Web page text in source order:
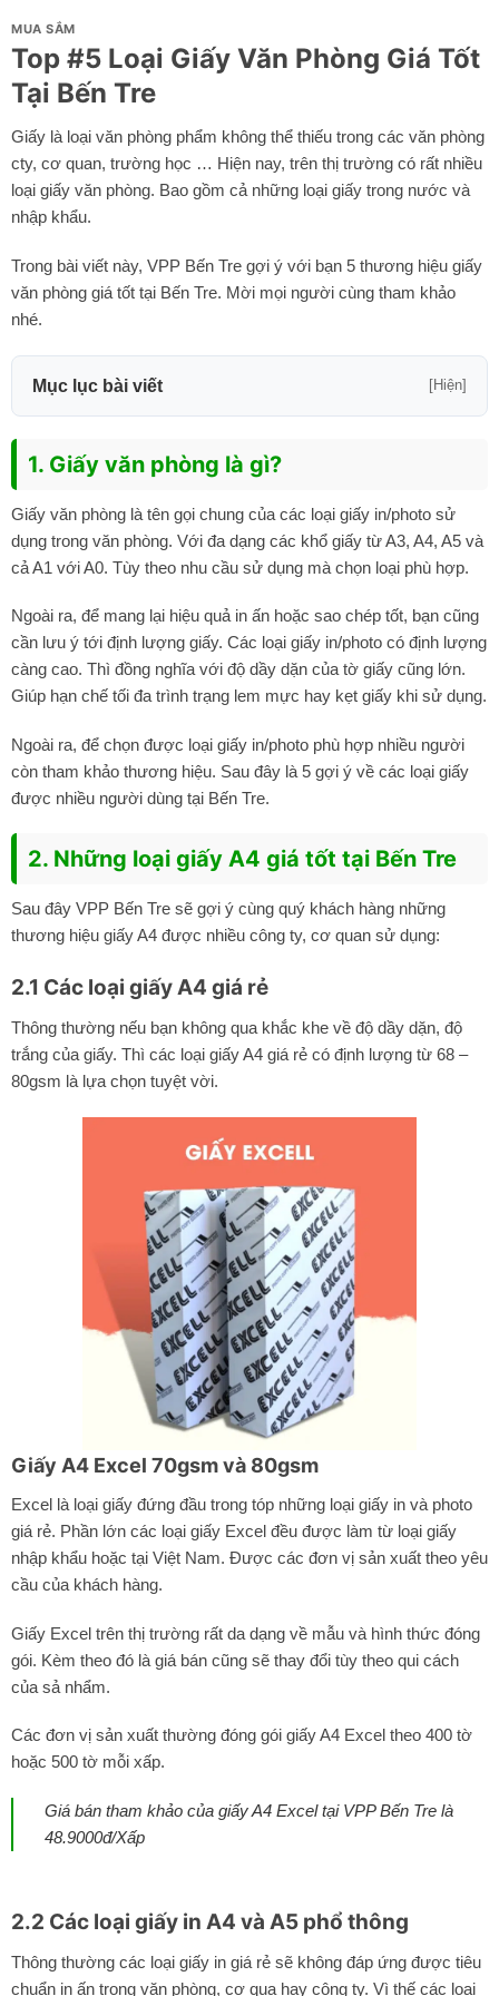
MUA SẮM
Top #5 Loại Giấy Văn Phòng Giá Tốt
Tại Bến Tre
Giấy là loại văn phòng phẩm không thể thiếu trong các văn phòng
cty, cơ quan, trường học … Hiện nay, trên thị trường có rất nhiều
loại giấy văn phòng. Bao gồm cả những loại giấy trong nước và
nhập khẩu.
Trong bài viết này, VPP Bến Tre gợi ý với bạn 5 thương hiệu giấy
văn phòng giá tốt tại Bến Tre. Mời mọi người cùng tham khảo
nhé.
Mục lục bài viết [Hiện]
1. Giấy văn phòng là gì?
Giấy văn phòng là tên gọi chung của các loại giấy in/photo sử
dụng trong văn phòng. Với đa dạng các khổ giấy từ A3, A4, A5 và
cả A1 với A0. Tùy theo nhu cầu sử dụng mà chọn loại phù hợp.
Ngoài ra, để mang lại hiệu quả in ấn hoặc sao chép tốt, bạn cũng
cần lưu ý tới định lượng giấy. Các loại giấy in/photo có định lượng
càng cao. Thì đồng nghĩa với độ dầy dặn của tờ giấy cũng lớn.
Giúp hạn chế tối đa trình trạng lem mực hay kẹt giấy khi sử dụng.
Ngoài ra, để chọn được loại giấy in/photo phù hợp nhiều người
còn tham khảo thương hiệu. Sau đây là 5 gợi ý về các loại giấy
được nhiều người dùng tại Bến Tre.
2. Những loại giấy A4 giá tốt tại Bến Tre
Sau đây VPP Bến Tre sẽ gợi ý cùng quý khách hàng những
thương hiệu giấy A4 được nhiều công ty, cơ quan sử dụng:
2.1 Các loại giấy A4 giá rẻ
Thông thường nếu bạn không qua khắc khe về độ dầy dặn, độ
trắng của giấy. Thì các loại giấy A4 giá rẻ có định lượng từ 68 –
80gsm là lựa chọn tuyệt vời.
Giấy A4 Excel 70gsm và 80gsm
Excel là loại giấy đứng đầu trong tóp những loại giấy in và photo
giá rẻ. Phần lớn các loại giấy Excel đều được làm từ loại giấy
nhập khẩu hoặc tại Việt Nam. Được các đơn vị sản xuất theo yêu
cầu của khách hàng.
Giấy Excel trên thị trường rất da dạng về mẫu và hình thức đóng
gói. Kèm theo đó là giá bán cũng sẽ thay đổi tùy theo qui cách
của sả nhẩm.
Các đơn vị sản xuất thường đóng gói giấy A4 Excel theo 400 tờ
hoặc 500 tờ mỗi xấp.
Giá bán tham khảo của giấy A4 Excel tại VPP Bến Tre là
48.9000đ/Xấp
2.2 Các loại giấy in A4 và A5 phổ thông
Thông thường các loại giấy in giá rẻ sẽ không đáp ứng được tiêu
chuẩn in ấn trong văn phòng, cơ qua hay công ty. Vì thế các loại